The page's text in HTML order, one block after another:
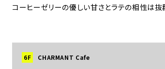
コーヒーゼリーの優しい甘さとラテの相性は抜
6F CHARMANT Cafe